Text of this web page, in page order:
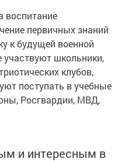
воспитание
первичных знаний
к будущей военной
участвуют школьники,
клубов,
поступать в учебные
Росгвардии, МВД,
и интересным в